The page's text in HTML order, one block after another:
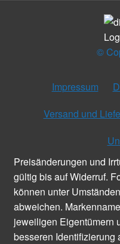
©
Impressum
Versand und
Preisänderungen und
gültig bis auf Widerruf.
können unter
abweichen.
jeweiligen Eigentümern
besseren Identifizierung